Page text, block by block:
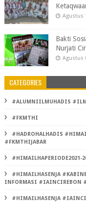
Agustus
Bakti
Nurjati
Agustus
CATEGORIES
#ALUMNIILMUHADIS
#FKMTHI
#HADROHALHADIS
#FKMTHIJABAR
#HIMAILHAPERIODE2021-
#HIMAILHASENJA
INFORMASI #IAINCIREBON
#HIMAILHASENJA